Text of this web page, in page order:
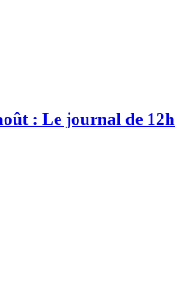
: Le journal de 12h